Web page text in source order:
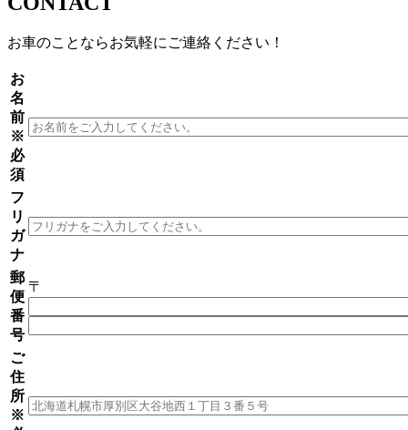
お車のことならお気軽にご連絡ください！
お
名
前
※
必
須
フ
リ
ガ
ナ
郵
便
番
号
〒
ご
住
所
※